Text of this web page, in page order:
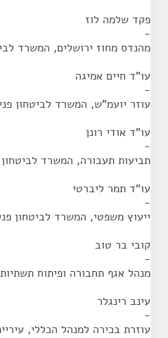
פקד שלמה לוז
-
מהנדס מחוז ירושלים, המשרד
עו"ד חיים אמיגה
-
עוזר יועמ"ש, המשרד לביטחון
עו"ד אודי רונן
-
תביעות תעבורה, המשרד לביטחון
עו"ד תמר ליברטי
-
ייעוץ משפטי, המשרד לביטחון
קובי בר טוב
-
מנהל אגף תחבורה ופיתוח
עינב רינגלר
-
עוזרת בכירה למנהל הכללי,